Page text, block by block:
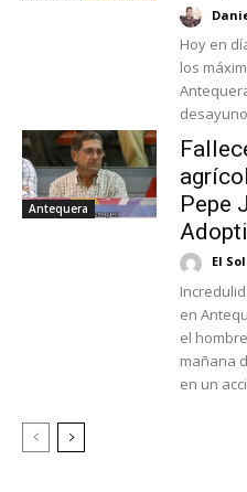
Hoy en
los
Antequera
Pepe
El
en
el
mañana
en un